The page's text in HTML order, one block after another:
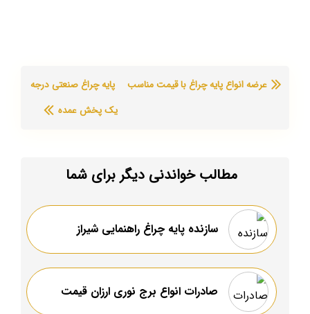
عرضه انواع پایه چراغ با قیمت مناسب
پایه چراغ صنعتی درجه
یک پخش عمده
مطالب خواندنی دیگر برای شما
سازنده پایه چراغ راهنمایی شیراز
صادرات انواع برج نوری ارزان قیمت